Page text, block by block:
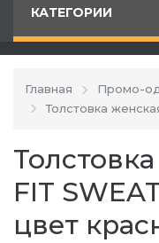
КАТЕГОРИИ
Главная Промо-
Толстовка
FIT
цвет